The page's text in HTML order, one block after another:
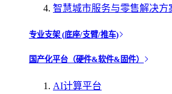
智慧城市服务与零售解决方
专业支架 (底座/支臂/推车)
国产化平台（硬件&软件&固件）
AI计算平台